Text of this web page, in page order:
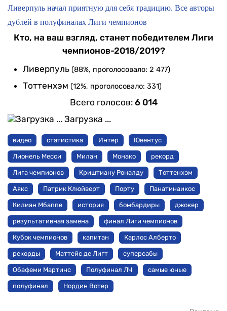
Ливерпуль начал приятную для себя традицию. Все авторы
дублей в полуфиналах Лиги чемпионов
Кто, на ваш взгляд, станет победителем Лиги
чемпионов-2018/2019?
Ливерпуль (88%, проголосовало: 2 477)
Тоттенхэм (12%, проголосовало: 331)
Всего голосов: 6 014
Загрузка ...
видео статистика Интер Ювентус
Лионель Месси Милан Монако рекорд
Лига чемпионов Криштиану Роналду Тоттенхэм
Аякс Патрик Клюйверт Порту Панатинаикос
Килиан Мбаппе история бомбардиры джокер
результативная замена финал Лиги чемпионов
Кубок чемпионов капитан Карлос Алберто
рекорды Маттейс де Лигт суперсабы
Обафеми Мартинс Полуфинал ЛЧ самые юные
полуфинал Нордин Вотер